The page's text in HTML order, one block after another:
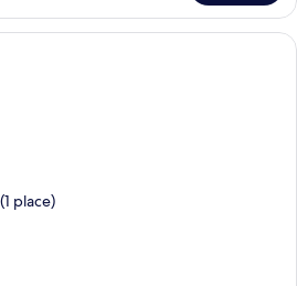
Une chambre d’hôtel moderne
place)